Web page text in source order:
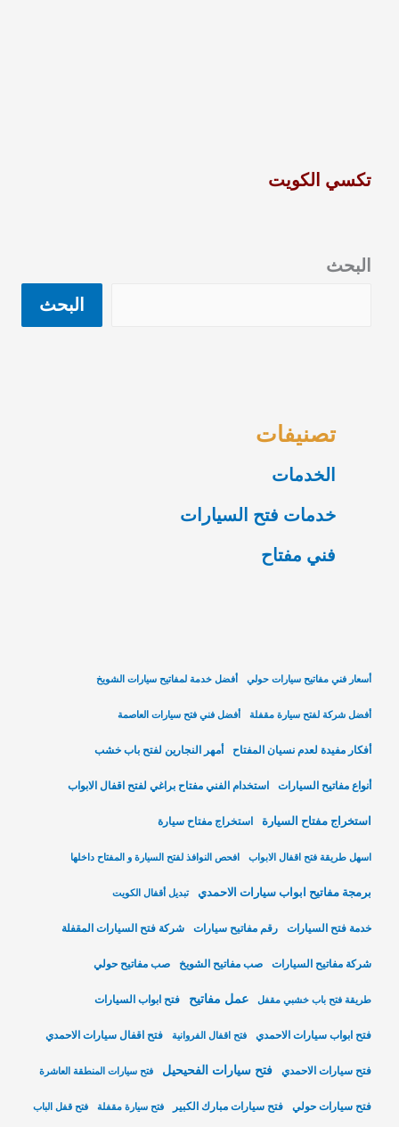
تكسي الكويت
البحث
البحث
تصنيفات
الخدمات
خدمات فتح السيارات
فني مفتاح
أسعار فني مفاتيح سيارات حولي أفضل خدمة لمفاتيح سيارات الشويخ
أفضل شركة لفتح سيارة مقفلة أفضل فني فتح سيارات العاصمة
أفكار مفيدة لعدم نسيان المفتاح أمهر النجارين لفتح باب خشب
أنواع مفاتيح السيارات استخدام الفني مفتاح براغي لفتح اقفال الابواب
استخراج مفتاح السيارة استخراج مفتاح سيارة
اسهل طريقة فتح اقفال الابواب افحص النوافذ لفتح السيارة و المفتاح داخلها
برمجة مفاتيح ابواب سيارات الاحمدي تبديل أقفال الكويت
خدمة فتح السيارات رقم مفاتيح سيارات شركة فتح السيارات المقفلة
شركة مفاتيح السيارات صب مفاتيح الشويخ صب مفاتيح حولي
طريقة فتح باب خشبي مقفل عمل مفاتيح فتح ابواب السيارات
فتح ابواب سيارات الاحمدي فتح اقفال الفروانية فتح اقفال سيارات الاحمدي
فتح سيارات الاحمدي فتح سيارات الفحيحيل فتح سيارات المنطقة العاشرة
فتح سيارات حولي فتح سيارات مبارك الكبير فتح سيارة مقفلة فتح قفل الباب